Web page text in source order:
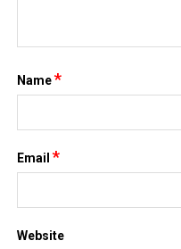
Name*
Email*
Website